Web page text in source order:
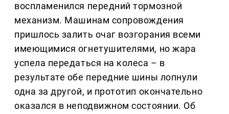
воспламенился передний тормозной
механизм. Машинам сопровождения
пришлось залить очаг возгорания всеми
имеющимися огнетушителями, но жара
успела передаться на колеса – в
результате обе передние шины лопнули
одна за другой, и прототип окончательно
оказался в неподвижном состоянии. Об